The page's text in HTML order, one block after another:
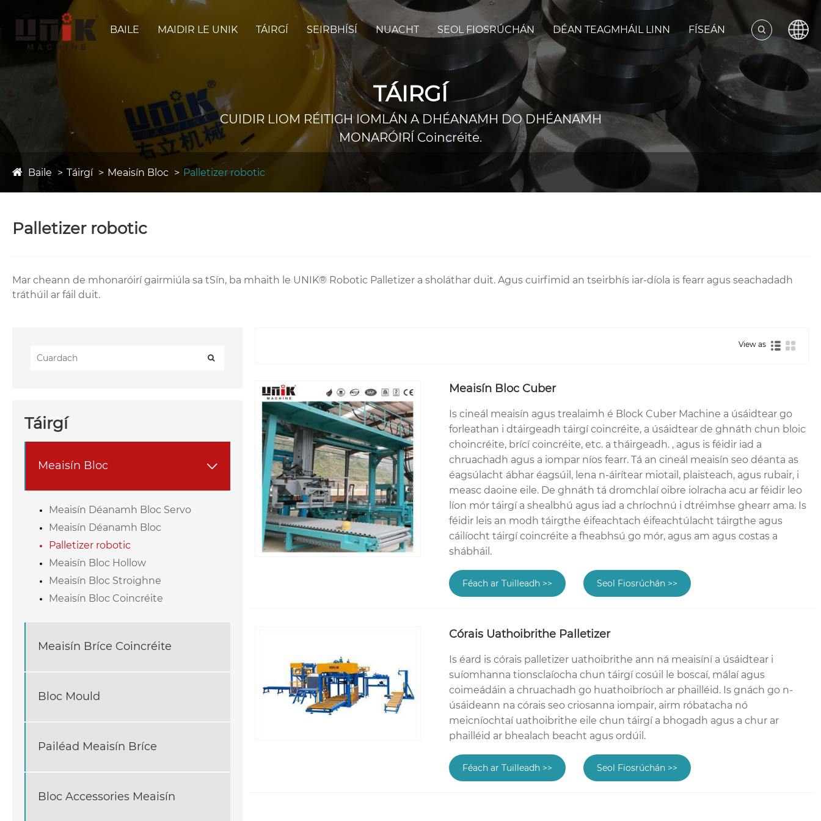
BAILE MAIDIR LE UNIK TÁIRGÍ SEIRBHÍSÍ NUACHT SEOL FIOSRÚCHÁN DÉAN TEAGMHÁIL LINN FÍSEÁN
TÁIRGÍ
CUIDIR LIOM RÉITIGH IOMLÁN A DHÉANAMH DO DHÉANAMH
MONARÓIRÍ Coincréite.
Baile Táirgí Meaisín Bloc Palletizer robotic
Palletizer robotic
Mar cheann de mhonaróirí gairmiúla sa tSín, ba mhaith le UNIK® Robotic Palletizer a sholáthar duit. Agus cuirfimid an tseirbhís iar-díola is fearr agus seachadadh
tráthúil ar fáil duit.
Táirgí
Meaisín Bloc 
Meaisín Déanamh Bloc Servo
Meaisín Déanamh Bloc
Palletizer robotic
Meaisín Bloc Hollow
Meaisín Bloc Stroighne
Meaisín Bloc Coincréite
Meaisín Bríce Coincréite
Bloc Mould
Pailéad Meaisín Bríce
Bloc Accessories Meaisín
View as
Meaisín Bloc Cuber
Is cineál meaisín agus trealaimh é Block Cuber Machine a úsáidtear go
forleathan i dtáirgeadh táirgí coincréite, a úsáidtear de ghnáth chun bloic
choincréite, brící coincréite, etc. a tháirgeadh. , agus is féidir iad a
chruachadh agus a iompar níos fearr. Tá an cineál meaisín seo déanta as
éagsúlacht ábhar éagsúil, lena n-áirítear miotail, plaisteach, agus rubair, i
measc daoine eile. De ghnáth tá dromchlaí oibre iolracha acu ar féidir leo
líon mór táirgí a shealbhú agus iad a chríochnú i dtréimhse ghearr ama. Is
féidir leis an modh táirgthe éifeachtach éifeachtúlacht táirgthe agus
cáilíocht táirgí coincréite a fheabhsú go mór, agus am agus costas a
shábháil.
Féach ar Tuilleadh >> Seol Fiosrúchán >>
Córais Uathoibrithe Palletizer
Is éard is córais palletizer uathoibrithe ann ná meaisíní a úsáidtear i
suíomhanna tionsclaíocha chun táirgí cosúil le boscaí, málaí agus
coimeádáin a chruachadh go huathoibríoch ar phailléid. Is gnách go n-
úsáideann na córais seo criosanna iompair, airm róbatacha nó
meicníochtaí uathoibrithe eile chun táirgí a bhogadh agus a chur ar
phailléid ar bhealach beacht agus ordúil.
Féach ar Tuilleadh >> Seol Fiosrúchán >>